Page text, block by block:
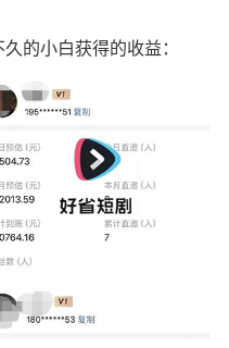
的小白获得的收益：